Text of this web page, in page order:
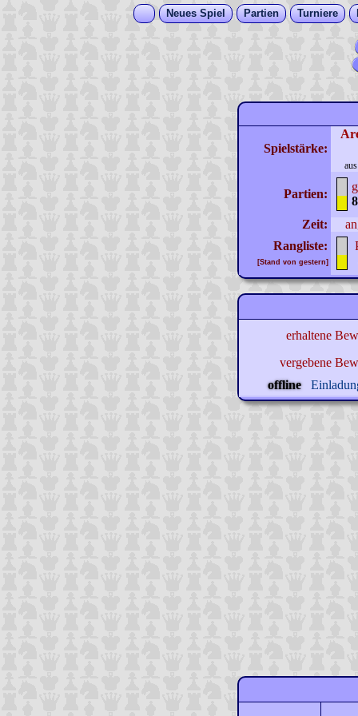
Neues Spiel Partien Turniere
Spielstärke:
Partien:
Zeit:
Rangliste:
[Stand von gestern]
erhaltene
vergebene
offline